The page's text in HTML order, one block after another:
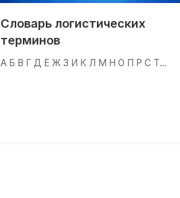
Словарь логистических
терминов
А Б В Г Д Е Ж З И К Л М Н О П Р С Т…